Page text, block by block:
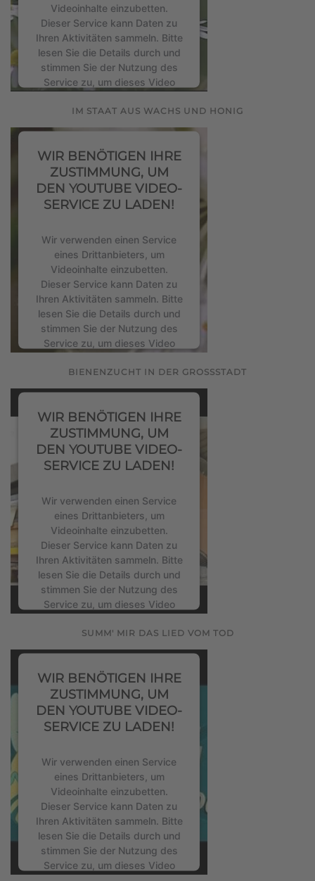
Videoinhalte einzubetten.
Dieser Service kann Daten zu
Ihren Aktivitäten sammeln. Bitte
lesen Sie die Details durch und
stimmen Sie der Nutzung des
Service zu, um dieses Video
Mehr Informationen
Akzeptieren
powered byUsercentrics
Consent Management Platform
IM STAAT AUS WACHS UND HONIG
WIR BENÖTIGEN IHRE
ZUSTIMMUNG, UM
DEN YOUTUBE VIDEO-
SERVICE ZU LADEN!
Wir verwenden einen Service
eines Drittanbieters, um
Videoinhalte einzubetten.
Dieser Service kann Daten zu
Ihren Aktivitäten sammeln. Bitte
lesen Sie die Details durch und
stimmen Sie der Nutzung des
Service zu, um dieses Video
Mehr Informationen
Akzeptieren
powered byUsercentrics
Consent Management Platform
BIENENZUCHT IN DER GROSSSTADT
WIR BENÖTIGEN IHRE
ZUSTIMMUNG, UM
DEN YOUTUBE VIDEO-
SERVICE ZU LADEN!
Wir verwenden einen Service
eines Drittanbieters, um
Videoinhalte einzubetten.
Dieser Service kann Daten zu
Ihren Aktivitäten sammeln. Bitte
lesen Sie die Details durch und
stimmen Sie der Nutzung des
Service zu, um dieses Video
Mehr Informationen
Akzeptieren
powered byUsercentrics
Consent Management Platform
SUMM' MIR DAS LIED VOM TOD
WIR BENÖTIGEN IHRE
ZUSTIMMUNG, UM
DEN YOUTUBE VIDEO-
SERVICE ZU LADEN!
Wir verwenden einen Service
eines Drittanbieters, um
Videoinhalte einzubetten.
Dieser Service kann Daten zu
Ihren Aktivitäten sammeln. Bitte
lesen Sie die Details durch und
stimmen Sie der Nutzung des
Service zu, um dieses Video